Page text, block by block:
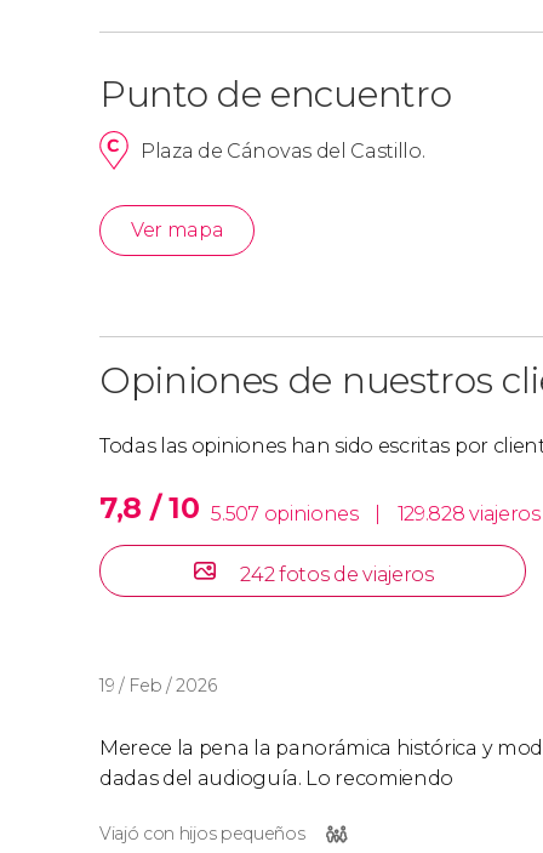
Punto de encuentro
Plaza de Cánovas del Castillo.
Ver mapa
Opiniones de nuestros
Todas las opiniones han sido escritas por
7,8 / 10 5.507 opiniones 129.828 viajeros
242 fotos de viajeros
19 / Feb / 2026
Merece la pena la panorámica histórica y
dadas del audioguía. Lo recomiendo
Viajó con hijos pequeños